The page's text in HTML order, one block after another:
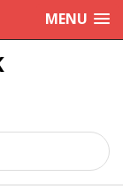
MENU